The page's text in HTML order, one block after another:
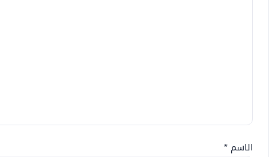
الاسم *